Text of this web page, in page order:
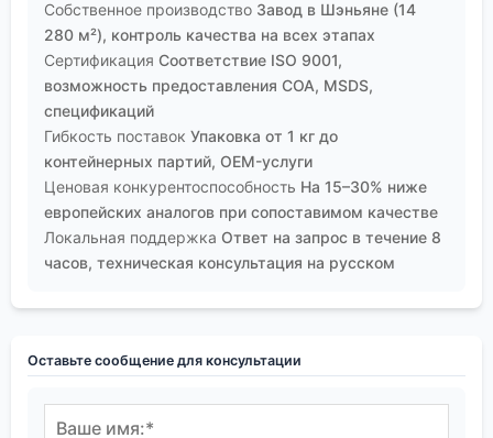
Собственное производство Завод в Шэньяне (14
280 м²), контроль качества на всех этапах
Сертификация Соответствие ISO 9001,
возможность предоставления COA, MSDS,
спецификаций
Гибкость поставок Упаковка от 1 кг до
контейнерных партий, OEM-услуги
Ценовая конкурентоспособность На 15–30% ниже
европейских аналогов при сопоставимом качестве
Локальная поддержка Ответ на запрос в течение 8
часов, техническая консультация на русском
Оставьте сообщение для консультации